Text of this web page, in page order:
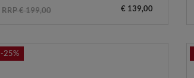
RRP € 199,00 € 139,00
-25%